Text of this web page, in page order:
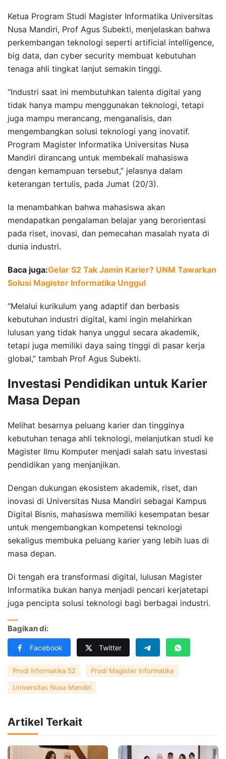
Ketua Program Studi Magister Informatika Universitas
Nusa Mandiri, Prof Agus Subekti, menjelaskan bahwa
perkembangan teknologi seperti artificial intelligence,
big data, dan cyber security membuat kebutuhan
tenaga ahli tingkat lanjut semakin tinggi.
“Industri saat ini membutuhkan talenta digital yang
tidak hanya mampu menggunakan teknologi, tetapi
juga mampu merancang, menganalisis, dan
mengembangkan solusi teknologi yang inovatif.
Program Magister Informatika Universitas Nusa
Mandiri dirancang untuk membekali mahasiswa
dengan kemampuan tersebut,” jelasnya dalam
keterangan tertulis, pada Jumat (20/3).
Ia menambahkan bahwa mahasiswa akan
mendapatkan pengalaman belajar yang berorientasi
pada riset, inovasi, dan pemecahan masalah nyata di
dunia industri.
Baca juga:Gelar S2 Tak Jamin Karier? UNM Tawarkan
Solusi Magister Informatika Unggul
“Melalui kurikulum yang adaptif dan berbasis
kebutuhan industri digital, kami ingin melahirkan
lulusan yang tidak hanya unggul secara akademik,
tetapi juga memiliki daya saing tinggi di pasar kerja
global,” tambah Prof Agus Subekti.
Investasi Pendidikan untuk Karier
Masa Depan
Melihat besarnya peluang karier dan tingginya
kebutuhan tenaga ahli teknologi, melanjutkan studi ke
Magister Ilmu Komputer menjadi salah satu investasi
pendidikan yang menjanjikan.
Dengan dukungan ekosistem akademik, riset, dan
inovasi di Universitas Nusa Mandiri sebagai Kampus
Digital Bisnis, mahasiswa memiliki kesempatan besar
untuk mengembangkan kompetensi teknologi
sekaligus membuka peluang karier yang lebih luas di
masa depan.
Di tengah era transformasi digital, lulusan Magister
Informatika bukan hanya menjadi pencari kerjatetapi
juga pencipta solusi teknologi bagi berbagai industri.
Bagikan di:
Facebook Twitter
Prodi Informatika S2 Prodi Magister Informatika
Universitas Nusa Mandiri
Artikel Terkait